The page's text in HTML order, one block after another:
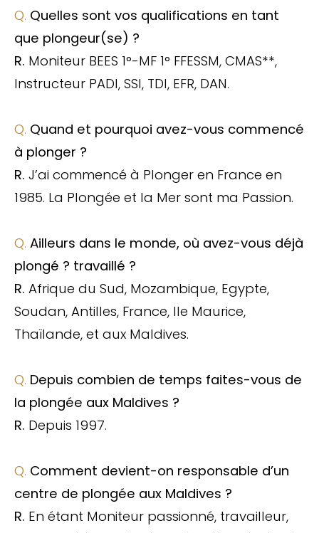
Q. Quelles sont vos qualifications en tant
que plongeur(se) ?
R. Moniteur BEES 1°-MF 1° FFESSM, CMAS**,
Instructeur PADI, SSI, TDI, EFR, DAN.
Q. Quand et pourquoi avez-vous commencé
à plonger ?
R. J’ai commencé à Plonger en France en
1985. La Plongée et la Mer sont ma Passion.
Q. Ailleurs dans le monde, où avez-vous déjà
plongé ? travaillé ?
R. Afrique du Sud, Mozambique, Egypte,
Soudan, Antilles, France, Ile Maurice,
Thaïlande, et aux Maldives.
Q. Depuis combien de temps faites-vous de
la plongée aux Maldives ?
R. Depuis 1997.
Q. Comment devient-on responsable d’un
centre de plongée aux Maldives ?
R. En étant Moniteur passionné, travailleur,